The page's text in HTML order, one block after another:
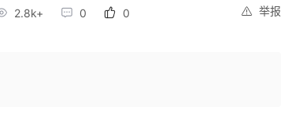
举报
2.8k+ 0 0